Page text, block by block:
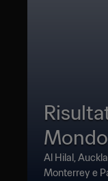
Al Hilal,
Monterrey e